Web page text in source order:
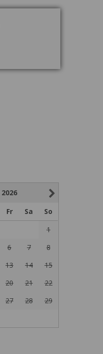
2026
Fr Sa
So
1
6 7
8
13 14
15
20 21
22
27 28
29